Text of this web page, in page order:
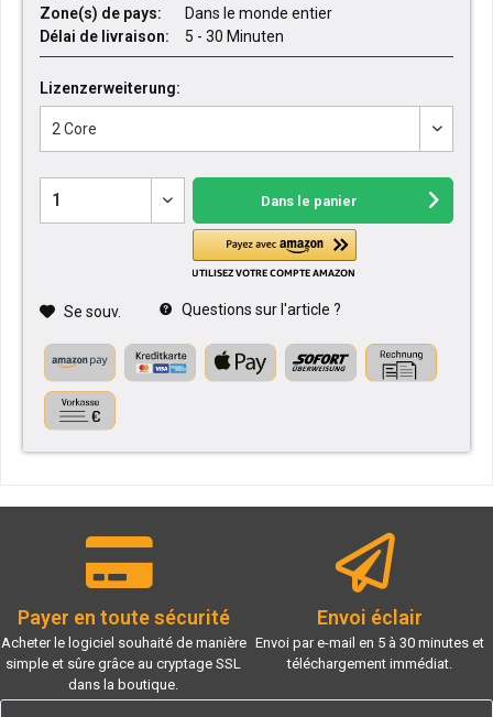
Zone(s) de pays:
Dans le monde entier
Délai de livraison:
5 - 30 Minuten
Lizenzerweiterung:
Dans le panier
Se souv. Questions sur l'article ?
Payer en toute sécurité
Acheter le logiciel souhaité de manière
simple et sûre grâce au cryptage SSL
dans la boutique.
Envoi éclair
Envoi par e-mail en 5 à 30 minutes et
téléchargement immédiat.